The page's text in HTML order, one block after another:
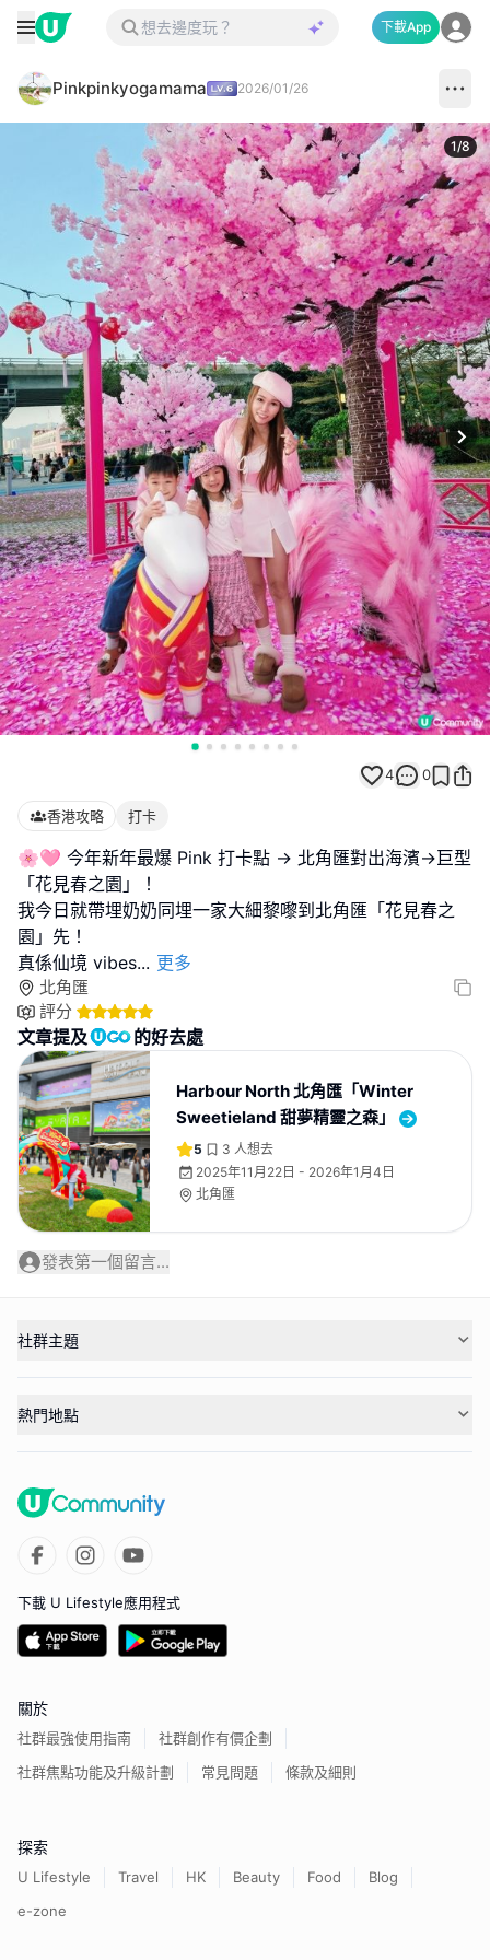
下載App
Pinkpinkyogamama 2026/01/26
1/8
4 0
香港攻略 打卡
🌸🩷 今年新年最爆 Pink 打卡點 → 北角匯對出海濱→巨型
「花見春之園」！
我今日就帶埋奶奶同埋一家大細黎嚟到北角匯「花見春之
園」先！
真係仙境 vibes... 更多
北角匯
評分
文章提及 的好去處
Harbour North 北角匯「Winter
Sweetieland 甜夢精靈之森」
5 3 人想去
2025年11月22日 - 2026年1月4日
北角匯
發表第一個留言...
社群主題
熱門地點
下載 U Lifestyle應用程式
關於
社群最強使用指南
社群創作有價企劃
社群焦點功能及升級計劃
常見問題 條款及細則
探索
U Lifestyle Travel HK Beauty Food
Blog
e-zone